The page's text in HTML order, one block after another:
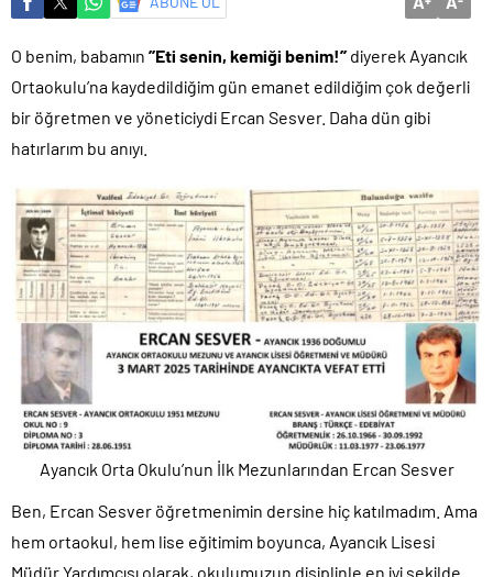
O benim, babamın ’’Eti senin, kemiği benim!’’ diyerek Ayancık
Ortaokulu’na kaydedildiğim gün emanet edildiğim çok değerli
bir öğretmen ve yöneticiydi Ercan Sesver. Daha dün gibi
hatırlarım bu anıyı.
Ayancık Orta Okulu’nun İlk Mezunlarından Ercan Sesver
Ben, Ercan Sesver öğretmenimin dersine hiç katılmadım. Ama
hem ortaokul, hem lise eğitimim boyunca, Ayancık Lisesi
Müdür Yardımcısı olarak, okulumuzun disiplinle en iyi şekilde